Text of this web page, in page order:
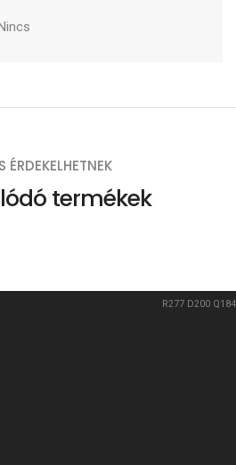
ÉRDEKELHETNEK
termékek
R277 D200 Q184